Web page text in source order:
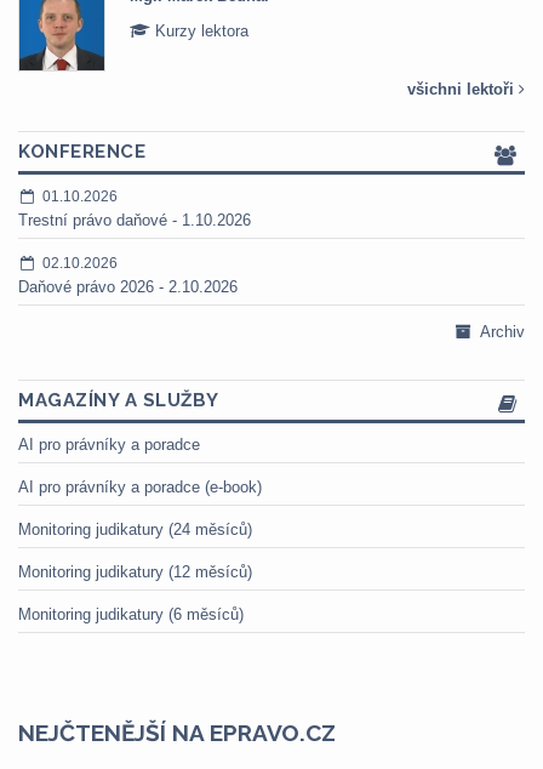
Kurzy lektora
všichni lektoři
KONFERENCE
01.10.2026
Trestní právo daňové - 1.10.2026
02.10.2026
Daňové právo 2026 - 2.10.2026
Archiv
MAGAZÍNY A SLUŽBY
AI pro právníky a poradce
AI pro právníky a poradce (e-book)
Monitoring judikatury (24 měsíců)
Monitoring judikatury (12 měsíců)
Monitoring judikatury (6 měsíců)
NEJČTENĚJŠÍ NA EPRAVO.CZ